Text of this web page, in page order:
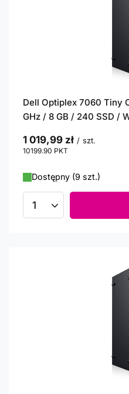
Dell Optiplex 7060 Tiny
GHz / 8 GB / 240 SSD /
1 019,99 zł / szt.
10199.90 PKT
Dostępny (9 szt.)
Ilość produktów